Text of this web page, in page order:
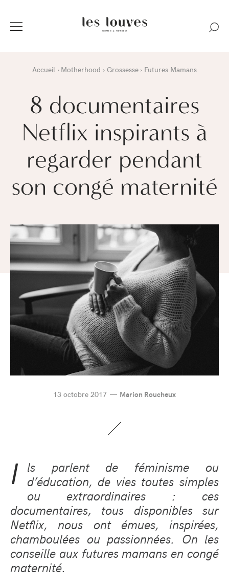
Accueil Motherhood Grossesse Futures Mamans
8 documentaires
Netflix inspirants à
regarder pendant
son congé maternité
13 octobre 2017 Marion Roucheux
I ls parlent de féminisme ou
d’éducation, de vies toutes simples
ou extraordinaires : ces
documentaires, tous disponibles sur
Netflix, nous ont émues, inspirées,
chamboulées ou passionnées. On les
conseille aux futures mamans en congé
maternité.